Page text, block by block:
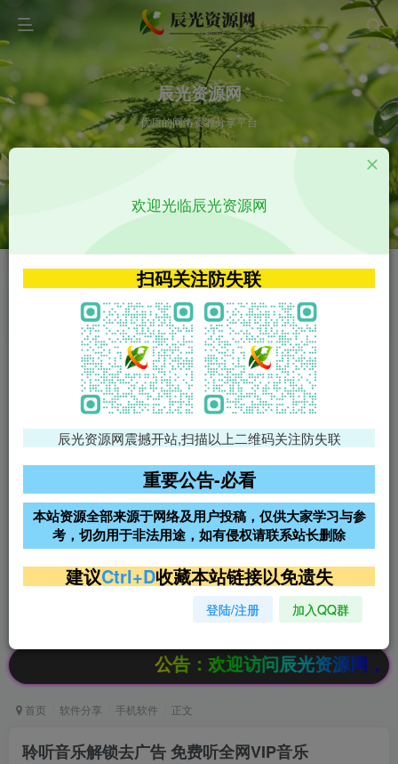
辰光资源网
优质的网络资源分享平台
VIP特权介绍 APP源码
VIP特权介绍
火
VIP特权介绍
影视源码
影视源码
免费领支付宝红包
腾讯轻量4核4G3M服务器38元/
阿里云2核2G200M服务器68元/
年
雨云高防免备案服务器
超低价文字广告位招租 超低价文字广告位招租
超低价文字广告位招租
公告：欢迎访问辰光资源网，本站
首页 软件分享 手机软件 正文
聆听音乐解锁去广告 免费听全网VIP音乐
欢迎光临辰光资源网
扫码关注防失联
辰光资源网震撼开站,扫描以上二维码关注防失联
重要公告-必看
本站资源全部来源于网络及用户投稿，仅供大家学习与参
考，切勿用于非法用途，如有侵权请联系站长删除
建议Ctrl+D收藏本站链接以免遗失
登陆/注册 加入QQ群